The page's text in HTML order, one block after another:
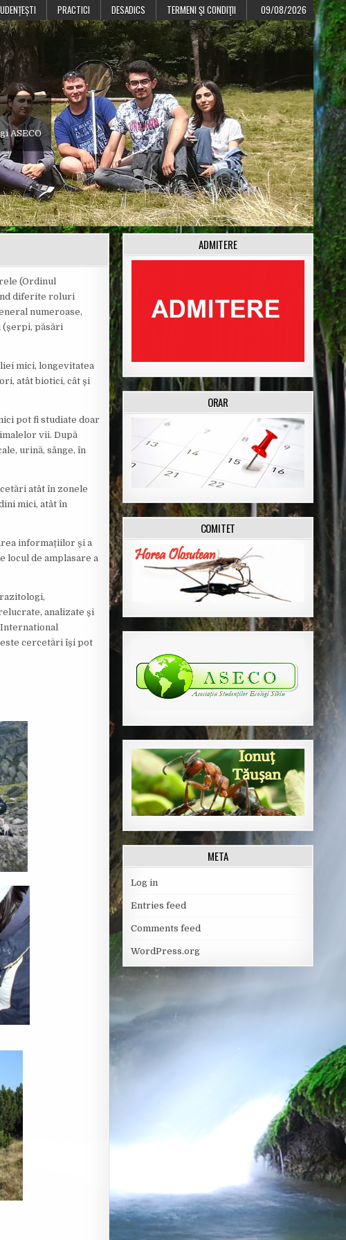
PRACTICI DESADICS TERMENI ŞI CONDIŢII 09/08/2026
ASECO
(Ordinul
diferite roluri
numeroase,
(șerpi, păsări
mici, longevitatea
atât biotici, cât și
pot fi studiate doar
vii. După
urină, sânge, în
atât în zonele
mici, atât în
informațiilor și a
locul de amplasare a
analizate și
cercetări își pot
ADMITERE
ORAR
COMITET
META
Log in
Entries feed
Comments feed
WordPress.org